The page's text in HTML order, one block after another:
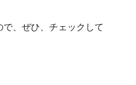
、ぜひ、チェックして